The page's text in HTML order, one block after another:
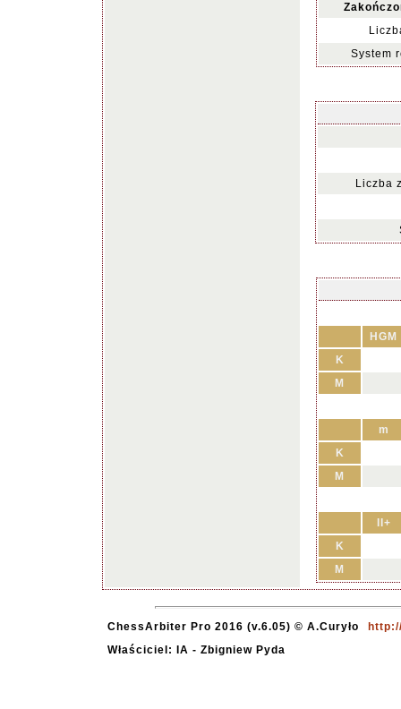
System
Liczba
HGM
K
M
m
K
M
II+
K
M
ChessArbiter Pro 2016 (v.6.05) © A.Curyło
Właściciel: IA - Zbigniew Pyda